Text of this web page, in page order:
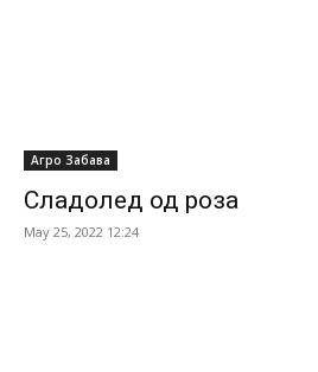
Агро Забава
Сладолед од роза
May 25, 2022 12:24